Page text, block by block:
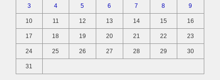
3 4 5 6 7 8 9
10 11 12 13 14 15 16
17 18 19 20 21 22 23
24 25 26 27 28 29 30
31